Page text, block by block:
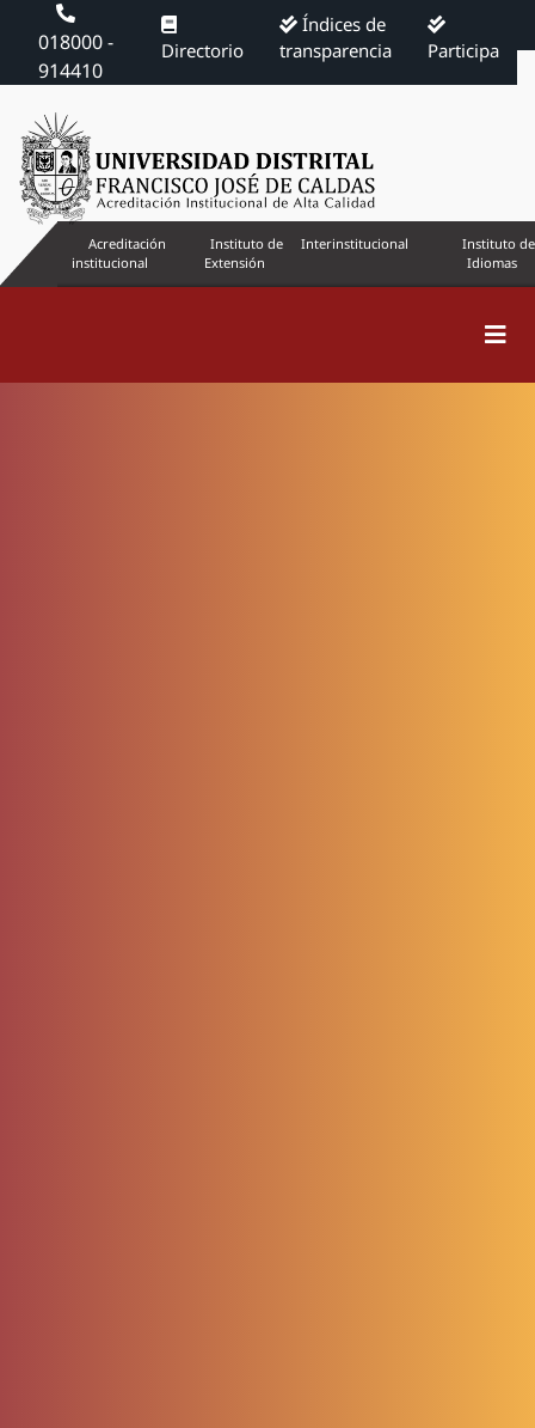
018000 -
914410
Directorio
Índices de
transparencia
Participa
Acreditación
institucional
Instituto de
Extensión
Interinstitucional
Instituto de
Idiomas